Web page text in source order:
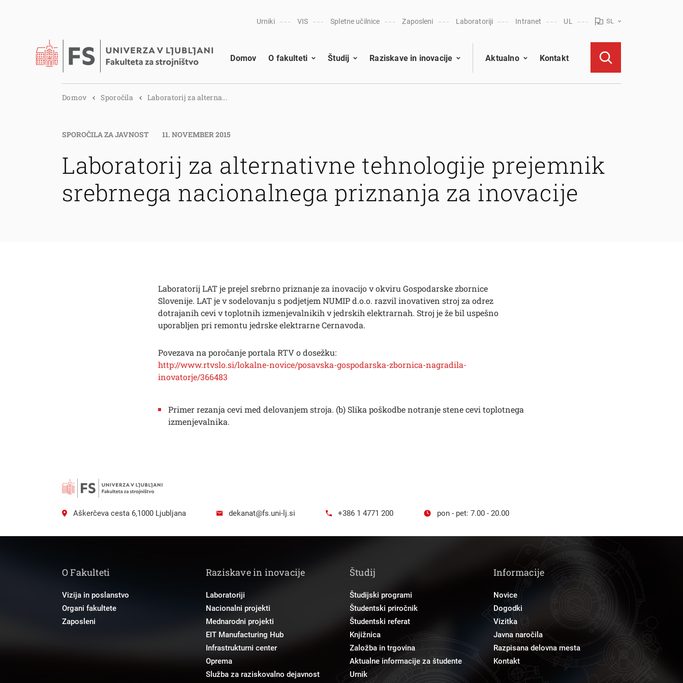
Urniki VIS Spletne učilnice Zaposleni Laboratoriji Intranet UL SL
Domov O fakulteti Študij Raziskave in inovacije Aktualno Kontakt
Išči
Domov Sporočila Laboratorij za alterna...
SPOROČILA ZA JAVNOST 11. NOVEMBER 2015
Laboratorij za alternativne tehnologije prejemnik
srebrnega nacionalnega priznanja za inovacije
Laboratorij LAT je prejel srebrno priznanje za inovacijo v okviru Gospodarske zbornice
Slovenije. LAT je v sodelovanju s podjetjem NUMIP d.o.o. razvil inovativen stroj za odrez
dotrajanih cevi v toplotnih izmenjevalnikih v jedrskih elektrarnah. Stroj je že bil uspešno
uporabljen pri remontu jedrske elektrarne Cernavoda.
Povezava na poročanje portala RTV o dosežku:
http://www.rtvslo.si/lokalne-novice/posavska-gospodarska-zbornica-nagradila-
inovatorje/366483
Primer rezanja cevi med delovanjem stroja. (b) Slika poškodbe notranje stene cevi toplotnega
izmenjevalnika.
Aškerčeva cesta 6,1000 Ljubljana dekanat@fs.uni-lj.si +386 1 4771 200 pon - pet: 7.00 - 20.00
O Fakulteti
Vizija in poslanstvo
Organi fakultete
Zaposleni
Raziskave in inovacije
Laboratoriji
Nacionalni projekti
Mednarodni projekti
EIT Manufacturing Hub
Infrastrukturni center
Oprema
Služba za raziskovalno dejavnost
Študij
Študijski programi
Študentski priročnik
Študentski referat
Knjižnica
Založba in trgovina
Aktualne informacije za študente
Urnik
Informacije
Novice
Dogodki
Vizitka
Javna naročila
Razpisana delovna mesta
Kontakt